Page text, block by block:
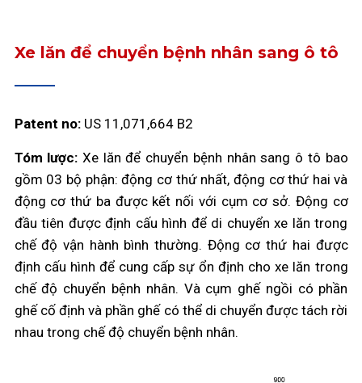
Xe lăn để chuyển bệnh nhân sang ô tô
Patent no:US 11,071,664 B2
Tóm lược: Xe lăn để chuyển bệnh nhân sang ô tô bao
gồm 03 bộ phận: động cơ thứ nhất, động cơ thứ hai và
động cơ thứ ba được kết nối với cụm cơ sở. Động cơ
đầu tiên được định cấu hình để di chuyển xe lăn trong
chế độ vận hành bình thường. Động cơ thứ hai được
định cấu hình để cung cấp sự ổn định cho xe lăn trong
chế độ chuyển bệnh nhân. Và cụm ghế ngồi có phần
ghế cố định và phần ghế có thể di chuyển được tách rời
nhau trong chế độ chuyển bệnh nhân.